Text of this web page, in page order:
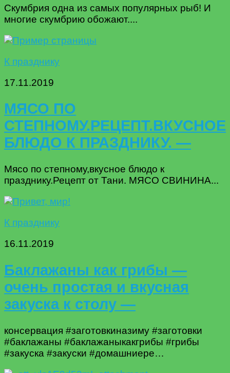
Скумбрия одна из самых популярных рыб! И
многие скумбрию обожают....
К празднику
17.11.2019
МЯСО ПО
СТЕПНОМУ.РЕЦЕПТ.ВКУСНОЕ
БЛЮДО К ПРАЗДНИКУ. —
Мясо по степному,вкусное блюдо к
празднику.Рецепт от Тани. МЯСО СВИНИНА...
К празднику
16.11.2019
Баклажаны как грибы —
очень простая и вкусная
закуска к столу —
консервация #заготовкиназиму #заготовки
#баклажаны #баклажаныкакгрибы #грибы
#закуска #закуски #домашниере…